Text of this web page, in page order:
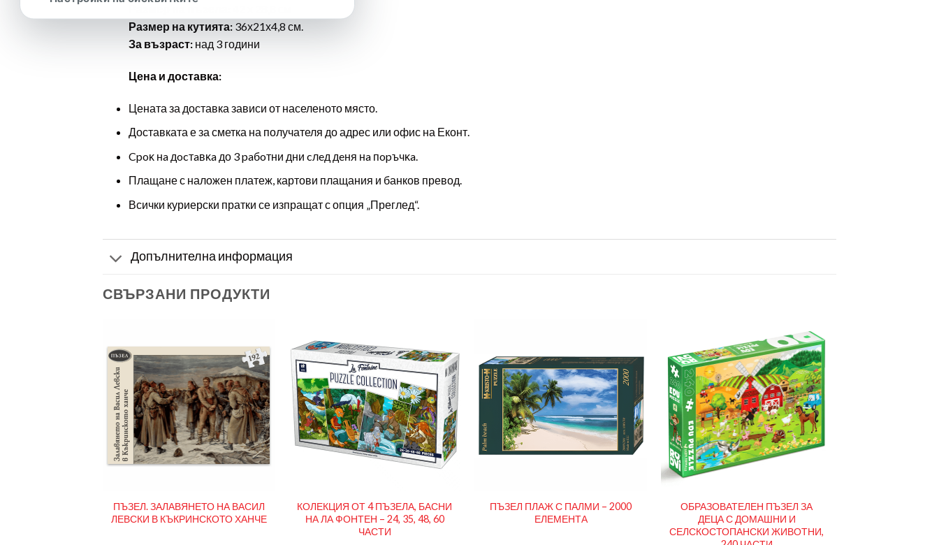
Размер на кутията:36х21х4,8 см.
За възраст:над 3 години
Цена и доставка:
Цената за доставка зависи от населеното място.
Доставката е за сметка на получателя до адрес или офис на Еконт.
Cpoĸ нa дocтaвĸa до 3 paбoтни дни cлeд дeня нa пopъчĸa.
Плащане с наложен платеж, картови плащания и банков превод.
Всички куриерски пратки се изпращат с опция „Преглед“.
Допълнителна информация
СВЪРЗАНИ ПРОДУКТИ
ПЪЗЕЛ. ЗАЛАВЯНЕТО НА ВАСИЛ
ЛЕВСКИ В КЪКРИНСКОТО ХАНЧЕ
КОЛЕКЦИЯ ОТ 4 ПЪЗЕЛА, БАСНИ
НА ЛА ФОНТЕН – 24, 35, 48, 60
ЧАСТИ
ПЪЗЕЛ ПЛАЖ С ПАЛМИ – 2000
ЕЛЕМЕНТА
ОБРАЗОВАТЕЛЕН ПЪЗЕЛ ЗА
ДЕЦА С ДОМАШНИ И
СЕЛСКОСТОПАНСКИ ЖИВОТНИ,